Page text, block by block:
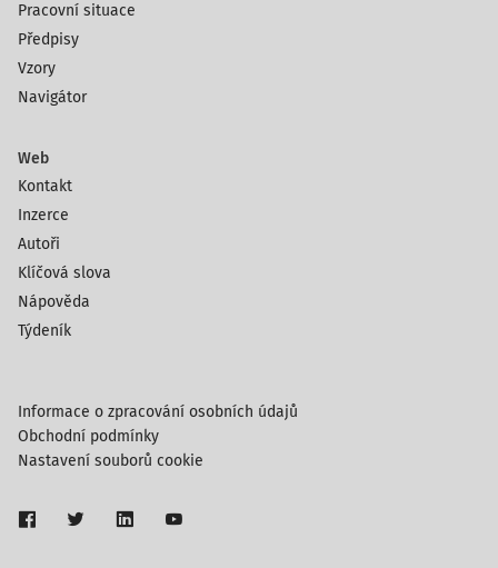
Pracovní situace
Předpisy
Vzory
Navigátor
Web
Kontakt
Inzerce
Autoři
Klíčová slova
Nápověda
Týdeník
Informace o zpracování osobních údajů
Obchodní podmínky
Nastavení souborů cookie